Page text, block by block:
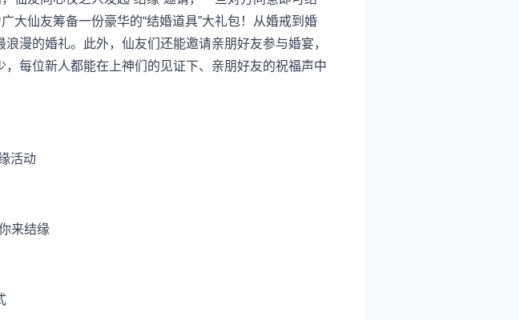
大仙友筹备一份豪华的“结婚道具”大礼包！从婚戒到婚
漫的婚礼。此外，仙友们还能邀请亲朋好友参与婚宴，
每位新人都能在上神们的见证下、亲朋好友的祝福声中
活动
来结缘